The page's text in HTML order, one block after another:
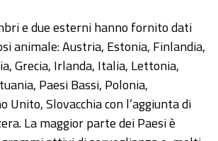
e due esterni hanno fornito dati
animale: Austria, Estonia, Finlandia,
Grecia, Irlanda, Italia, Lettonia,
Paesi Bassi, Polonia,
Unito, Slovacchia con l’aggiunta di
La maggior parte dei Paesi è